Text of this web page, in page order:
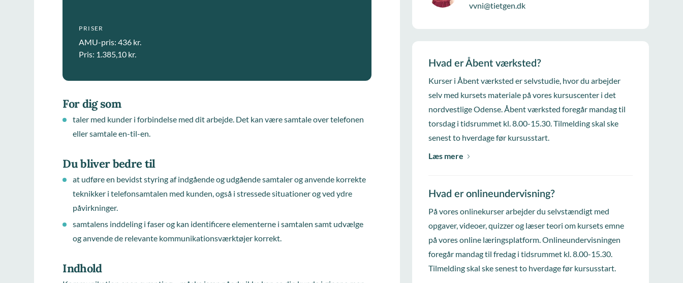
PRISER
AMU-pris: 436 kr.
Pris: 1.385,10 kr.
For dig som
taler med kunder i forbindelse med dit arbejde. Det kan være samtale over telefonen
eller samtale en-til-en.
Du bliver bedre til
at udføre en bevidst styring af indgående og udgående samtaler og anvende korrekte
teknikker i telefonsamtalen med kunden, også i stressede situationer og ved ydre
påvirkninger.
samtalens inddeling i faser og kan identificere elementerne i samtalen samt udvælge
og anvende de relevante kommunikationsværktøjer korrekt.
Indhold
vvni@tietgen.dk
Hvad er Åbent værksted?
Kurser i Åbent værksted er selvstudie, hvor du arbejder
selv med kursets materiale på vores kursuscenter i det
nordvestlige Odense. Åbent værksted foregår mandag til
torsdag i tidsrummet kl. 8.00-15.30. Tilmelding skal ske
senest to hverdage før kursusstart.
Læs mere
Hvad er onlineundervisning?
På vores onlinekurser arbejder du selvstændigt med
opgaver, videoer, quizzer og læser teori om kursets emne
på vores online læringsplatform. Onlineundervisningen
foregår mandag til fredag i tidsrummet kl. 8.00-15.30.
Tilmelding skal ske senest to hverdage før kursusstart.